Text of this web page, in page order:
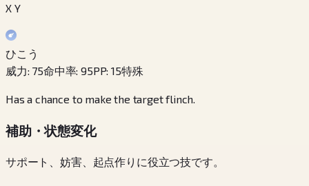
X Y
ひこう
威力: 75命中率:95PP:15特殊
Has a chance to make the target flinch.
補助・状態変化
サポート、妨害、起点作りに役立つ技です。